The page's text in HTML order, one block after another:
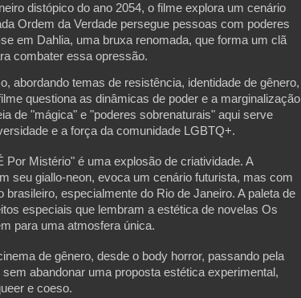
distópico do ano 2054, o filme explora um cenário
Ordem da Verdade persegue pessoas com poderes
em Dahlia, uma bruxa renomada, que forma um clã
combater essa opressão.
abordando temas de resistência, identidade de gênero,
questiona as dinâmicas de poder e a marginalização
de "mágica" e "poderes sobrenaturais" aqui serve
e a força da comunidade LGBTQ+.
Por Mistério" é uma explosão de criatividade. A
seu giallo-neon, evoca um cenário futurista, mas com
brasileiro, especialmente do Rio de Janeiro. A paleta de
especiais que lembram a estética de novelas Os
para uma atmosfera única.
de gênero, desde o body horror, passando pela
abandonar uma proposta estética experimental,
e coeso.